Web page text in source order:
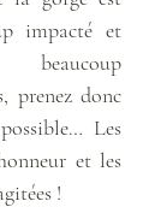
impacté et
beaucoup
prenez donc
Les
et les
!